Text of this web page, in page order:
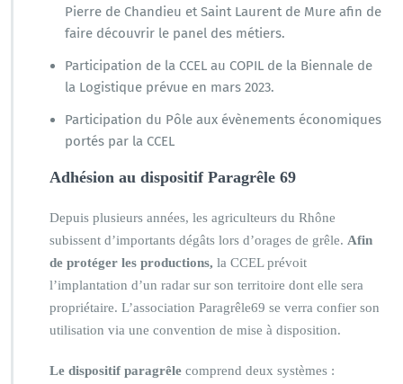
Pierre de Chandieu et Saint Laurent de Mure afin de
faire découvrir le panel des métiers.
Participation de la CCEL au COPIL de la Biennale de
la Logistique prévue en mars 2023.
Participation du Pôle aux évènements économiques
portés par la CCEL
Adhésion au dispositif Paragrêle 69
Depuis plusieurs années, les agriculteurs du Rhône
subissent d’importants dégâts lors d’orages de grêle. Afin
de protéger les productions, la CCEL prévoit
l’implantation d’un radar sur son territoire dont elle sera
propriétaire. L’association Paragrêle69 se verra confier son
utilisation via une convention de mise à disposition.
Le dispositif paragrêle comprend deux systèmes :